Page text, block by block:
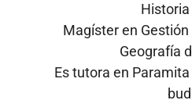
Magíster en
Geografía
Es tutora en